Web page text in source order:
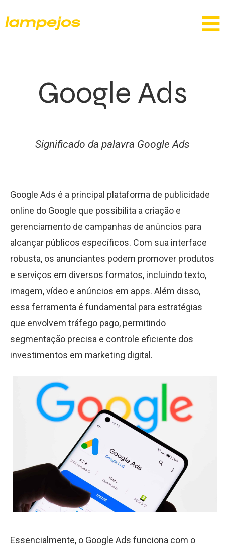
Google Ads
Significado da palavra Google Ads
Google Ads é a principal plataforma de publicidade
online do Google que possibilita a criação e
gerenciamento de campanhas de anúncios para
alcançar públicos específicos. Com sua interface
robusta, os anunciantes podem promover produtos
e serviços em diversos formatos, incluindo texto,
imagem, vídeo e anúncios em apps. Além disso,
essa ferramenta é fundamental para estratégias
que envolvem tráfego pago, permitindo
segmentação precisa e controle eficiente dos
investimentos em marketing digital.
Essencialmente, o Google Ads funciona com o